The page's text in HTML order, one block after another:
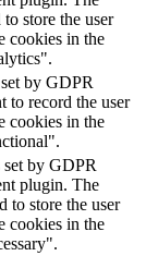
store the user
cookies in the
by GDPR
to record the user
cookies in the
by GDPR
plugin. The
to store the user
cookies in the